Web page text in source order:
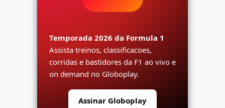
Temporada 2026 da Formula 1
Assista treinos, classificacoes,
corridas e bastidores da F1 ao vivo e
on demand no Globoplay.
Assinar Globoplay